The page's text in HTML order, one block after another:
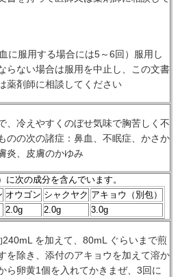
に服用する場合には5～6回）服用し
らない場合は服用を中止し、この文書
薬剤師に相談してください
、冷えやすくのぼせ気味で胸苦しく不
のの次の諸症：鼻血、不眠症、かさか
炎、皮膚のかゆみ
に次の成分を含んでいます。
オウゴン シャクヤク アキョウ（別包）
2.0g 2.0g 3.0g
を加えて、80mL ぐらいまで煎
を除き、添付のアキョウを加えて溶か
ら卵黄1個を入れてかきまぜ、3回に